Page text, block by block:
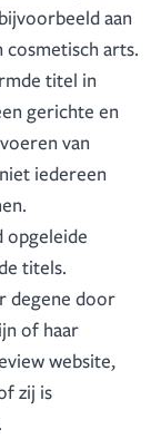
aan
cosmetisch arts.
titel in
gerichte en
van
iedereen
opgeleide
titels.
degene door
of haar
website,
zij is